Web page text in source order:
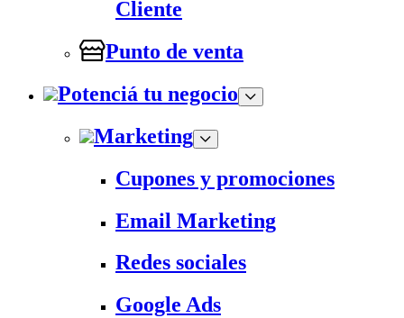
Cliente
Punto de venta
Potenciá tu negocio
Marketing
Cupones y promociones
Email Marketing
Redes sociales
Google Ads